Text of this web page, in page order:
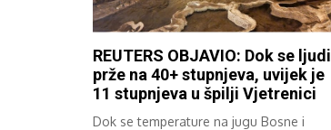
REUTERS OBJAVIO: Dok se ljudi
prže na 40+ stupnjeva, uvijek je
11 stupnjeva u špilji Vjetrenici
Dok se temperature na jugu Bosne i